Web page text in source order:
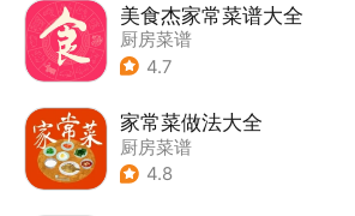
美食杰家常菜谱大全
厨房菜谱
4.7
家常菜做法大全
厨房菜谱
4.8